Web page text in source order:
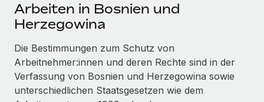
DIENSTLEISTUNGEN
Frag unsere Expert:innen
Hilfe von Expert:innen für globale HR & Compliance
Background-Checks
Entdecke die Möglichkeiten einer Partnerschaft
Beratung zu Integrationen und KI-Automatisierung
FALLSTUDIEN
Newsroom
Informationen zu Gehältern und Qualifikationen
Insights Center
Hol dir Unterstützung
Arbeiten in Bosnien und
Herzegowina
Die Bestimmungen zum Schutz von
Arbeitnehmer:innen und deren Rechte sind in der
Verfassung von Bosnien und Herzegowina sowie
unterschiedlichen Staatsgesetzen wie dem